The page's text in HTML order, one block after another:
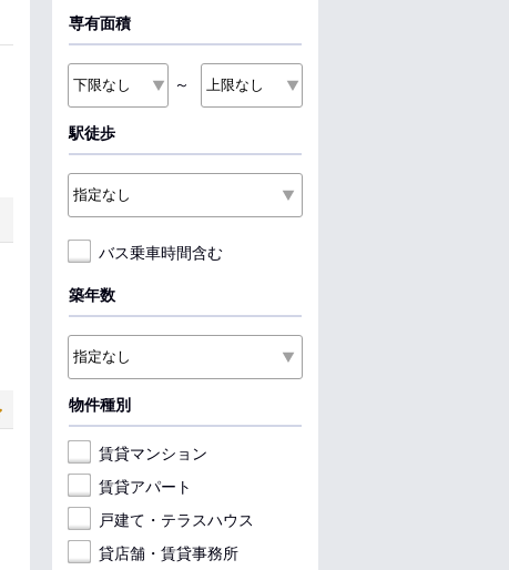
専有面積
～
駅徒歩
バス乗車時間含む
築年数
物件種別
賃貸マンション
賃貸アパート
戸建て・テラスハウス
貸店舗・賃貸事務所